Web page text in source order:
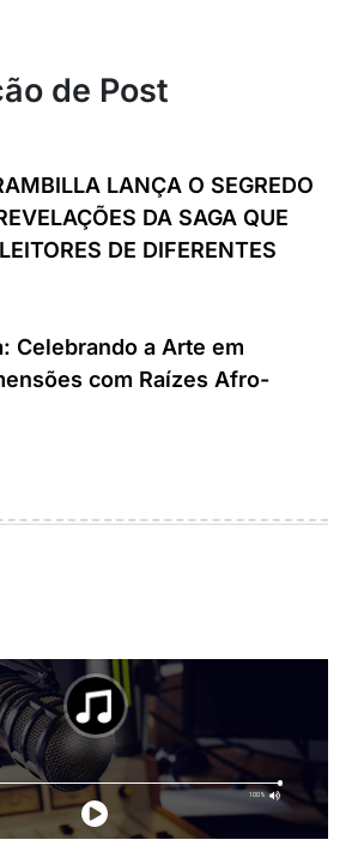
de Post
LANÇA O SEGREDO
DA SAGA QUE
DE DIFERENTES
Celebrando a Arte em
com Raízes Afro-